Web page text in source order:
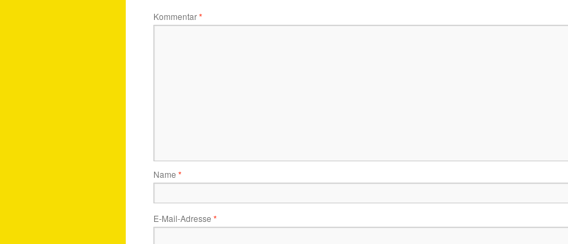
Kommentar*
Name *
E-Mail-Adresse *